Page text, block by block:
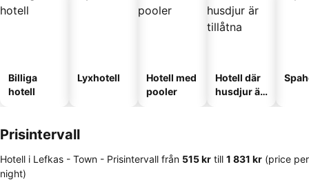
Billiga
hotell
Lyxhotell
Hotell med
pooler
Hotell där
husdjur är
Prisintervall
Hotell i Lefkas - Town - Prisintervall från ‎515 kr till ‎1 831 kr (price per
night)